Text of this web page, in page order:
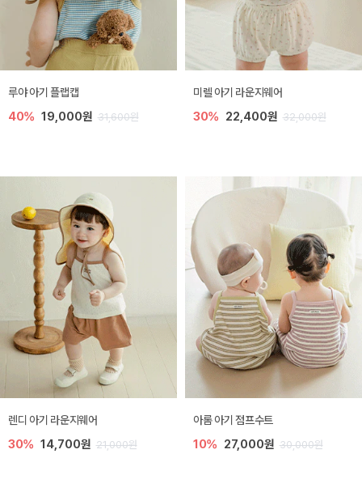
루야 아기 플랩캡
40% 19,000원 31,600원
미렐 아기 라운지웨어
30% 22,400원 32,000원
렌디 아기 라운지웨어
30% 14,700원 21,000원
아롬 아기 점프수트
10% 27,000원 30,000원